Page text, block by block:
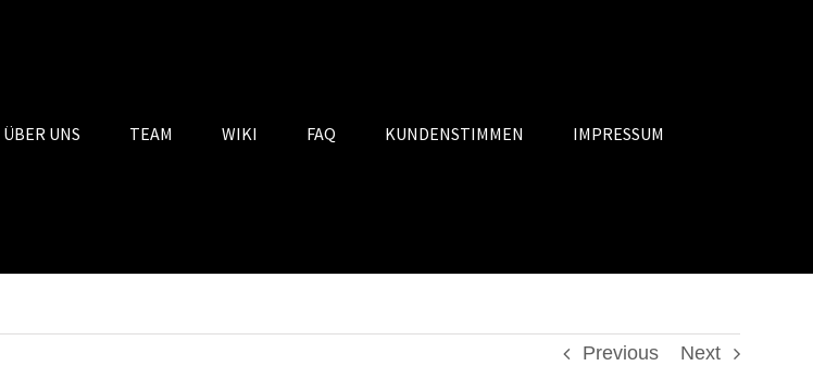
ÜBER UNS TEAM WIKI FAQ KUNDENSTIMMEN IMPRESSUM
Previous Next